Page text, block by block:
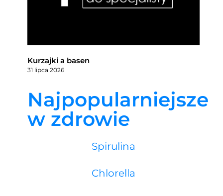
Kurzajki a basen
31 lipca 2026
Najpopularniejsze
w zdrowie
Spirulina
Chlorella